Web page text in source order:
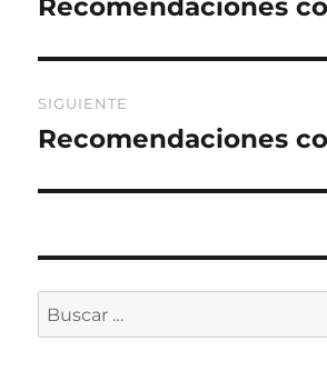
Entrada
Recomendaciones
SIGUIENTE
Entrada
Recomendaciones
Buscar
por: